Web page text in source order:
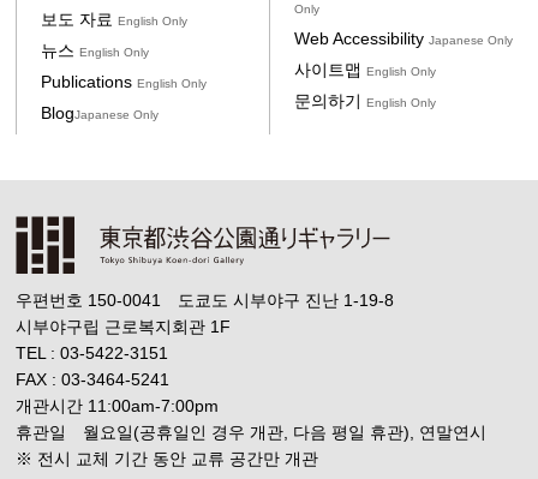
보도 자료English Only
뉴스English Only
PublicationsEnglish Only
BlogJapanese Only
Only
Web Accessibility Japanese Only
사이트맵 English Only
문의하기 English Only
우편번호 150-0041 도쿄도 시부야구 진난 1-19-8
시부야구립 근로복지회관 1F
TEL : 03-5422-3151
FAX : 03-3464-5241
개관시간 11:00am-7:00pm
휴관일 월요일(공휴일인 경우 개관, 다음 평일 휴관), 연말연시
※ 전시 교체 기간 동안 교류 공간만 개관